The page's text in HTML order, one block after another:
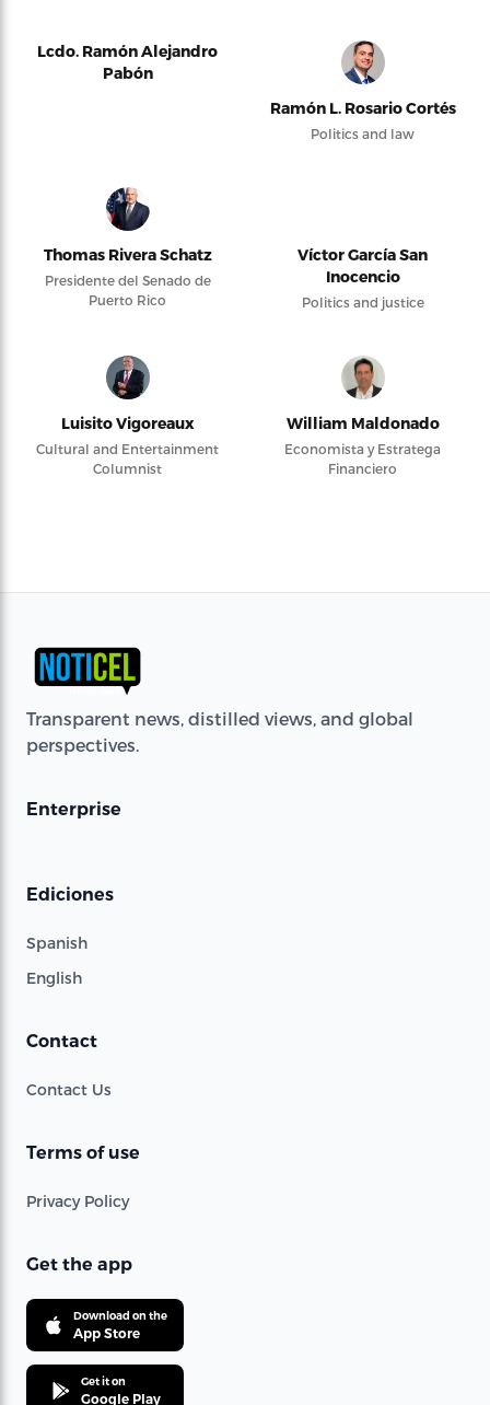
Lcdo. Ramón Alejandro
Pabón
Ramón L. Rosario Cortés
Politics and law
Thomas Rivera Schatz
Presidente del Senado de
Puerto Rico
Víctor García San
Inocencio
Politics and justice
Luisito Vigoreaux
Cultural and Entertainment
Columnist
William Maldonado
Economista y Estratega
Financiero
Transparent news, distilled views, and global
perspectives.
Enterprise
Ediciones
Spanish
English
Contact
Contact Us
Terms of use
Privacy Policy
Get the app
Download on the
App Store
Get it on
Google Play